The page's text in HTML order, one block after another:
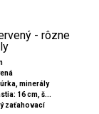
- rôzne
minerály
16 cm, š...
zaťahovací